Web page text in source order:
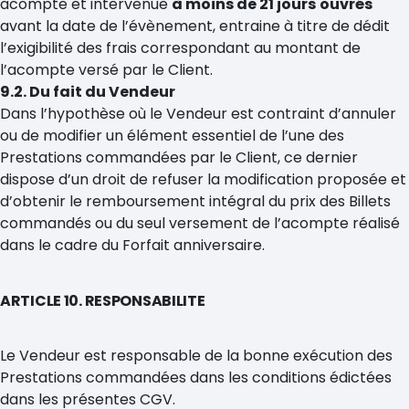
avant la date de l’évènement, entraine à titre de dédit
l’exigibilité des frais correspondant au montant de
l’acompte versé par le Client.
9.2. Du fait du Vendeur
Dans l’hypothèse où le Vendeur est contraint d’annuler
ou de modifier un élément essentiel de l’une des
Prestations commandées par le Client, ce dernier
dispose d’un droit de refuser la modification proposée et
d’obtenir le remboursement intégral du prix des Billets
commandés ou du seul versement de l’acompte réalisé
dans le cadre du Forfait anniversaire.
ARTICLE 10. RESPONSABILITE
Le Vendeur est responsable de la bonne exécution des
Prestations commandées dans les conditions édictées
dans les présentes CGV.